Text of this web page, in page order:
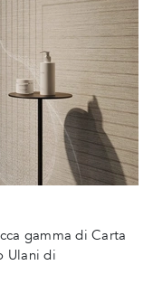
gamma di Carta
Ulani di